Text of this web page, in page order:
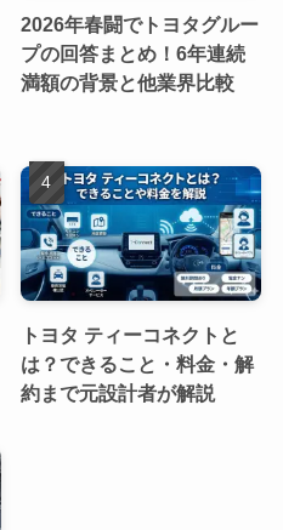
2026年春闘でトヨタグルー
プの回答まとめ！6年連続
満額の背景と他業界比較
トヨタ ティーコネクトと
は？できること・料金・解
約まで元設計者が解説